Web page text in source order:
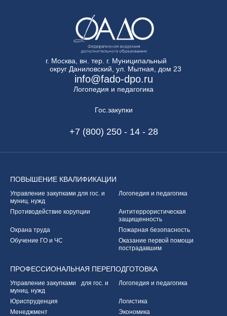
г. Москва, вн. тер. г. Муниципальный
округ Даниловский, ул. Мытная, дом 23
info@fado-dpo.ru
Логопедия и педагогика
Гос.закупки
+7 (800) 250 - 14 - 28
ПОВЫШЕНИЕ КВАЛИФИКАЦИИ
Управление закупками для гос. и
муниц. нужд
Логопедия и педагогика
Противодействие корупции
Антитеррористическая
защищенность
Охрана труда
Пожарная безопасность
Обучение ГО и ЧС
Оказание первой помощи
пострадавшим
ПРОФЕССИОНАЛЬНАЯ ПЕРЕПОДГОТОВКА
Управление закупками для гос. и
муниц. нужд
Логопедия и педагогика
Юриспруденция
Логистика
Менеджмент
Экономика